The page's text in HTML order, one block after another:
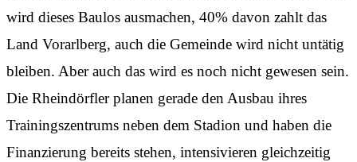
wird dieses Baulos ausmachen, 40% davon zahlt das
Land Vorarlberg, auch die Gemeinde wird nicht untätig
bleiben. Aber auch das wird es noch nicht gewesen sein.
Die Rheindörfler planen gerade den Ausbau ihres
Trainingszentrums neben dem Stadion und haben die
Finanzierung bereits stehen, intensivieren gleichzeitig